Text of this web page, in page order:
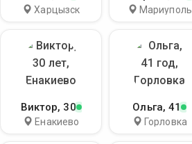
Харцызск Мариуполь
Виктор, 30
Енакиево
Ольга, 41
Горловка